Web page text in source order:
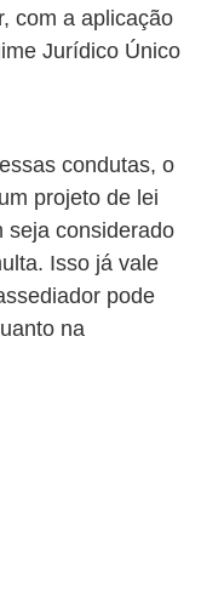
com a aplicação
Jurídico Único
condutas, o
projeto de lei
seja considerado
Isso já vale
pode
na